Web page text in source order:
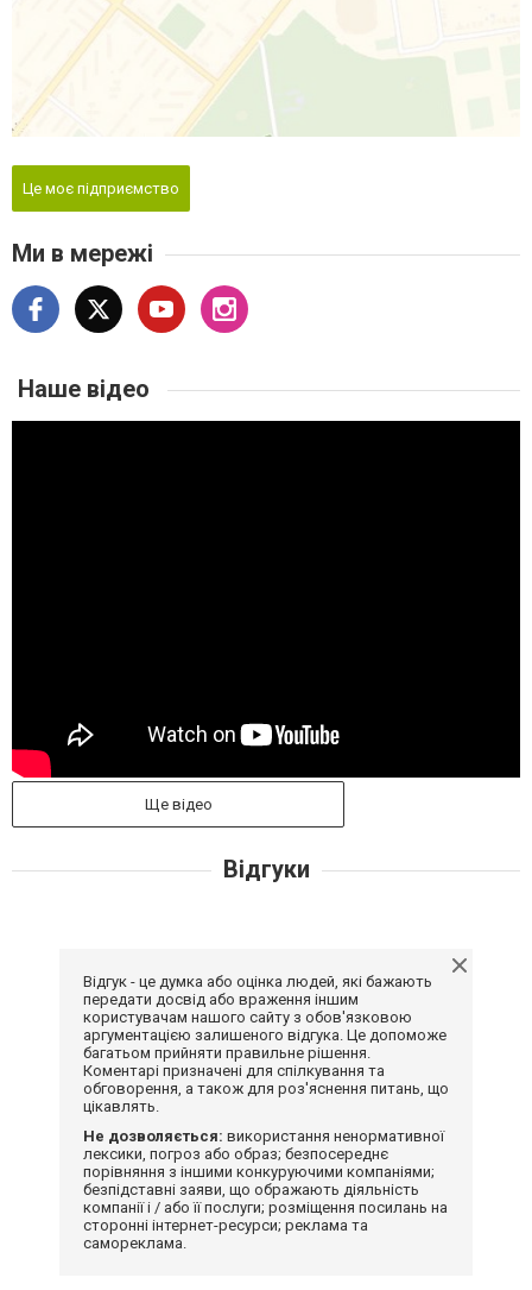
Це моє підприємство
Ми в мережі
Наше відео
Ще відео
Відгуки
Відгук - це думка або оцінка людей, які бажають
передати досвід або враження іншим
користувачам нашого сайту з обов'язковою
аргументацією залишеного відгука. Це допоможе
багатьом прийняти правильне рішення.
Коментарі призначені для спілкування та
обговорення, а також для роз'яснення питань, що
цікавлять.
Не дозволяється: використання ненормативної
лексики, погроз або образ; безпосереднє
порівняння з іншими конкуруючими компаніями;
безпідставні заяви, що ображають діяльність
компанії і / або її послуги; розміщення посилань на
сторонні інтернет-ресурси; реклама та
самореклама.